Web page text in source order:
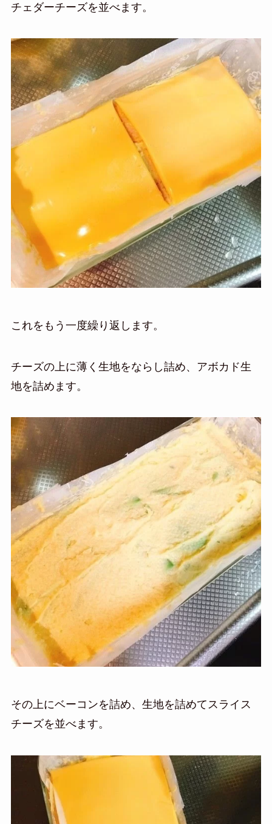
チェダーチーズを並べます。
これをもう一度繰り返します。
チーズの上に薄く生地をならし詰め、 アボカド生
地を詰めます。
その上にベーコンを詰め、生地を詰めてスライス
チーズを並べます。